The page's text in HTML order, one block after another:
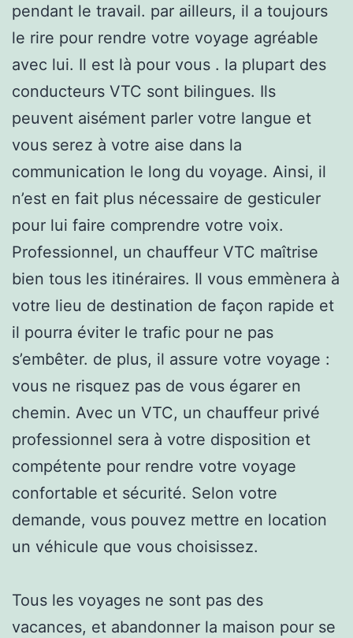
pendant le travail. par ailleurs, il a toujours
le rire pour rendre votre voyage agréable
avec lui. Il est là pour vous . la plupart des
conducteurs VTC sont bilingues. Ils
peuvent aisément parler votre langue et
vous serez à votre aise dans la
communication le long du voyage. Ainsi, il
n’est en fait plus nécessaire de gesticuler
pour lui faire comprendre votre voix.
Professionnel, un chauffeur VTC maîtrise
bien tous les itinéraires. Il vous emmènera à
votre lieu de destination de façon rapide et
il pourra éviter le trafic pour ne pas
s’embêter. de plus, il assure votre voyage :
vous ne risquez pas de vous égarer en
chemin. Avec un VTC, un chauffeur privé
professionnel sera à votre disposition et
compétente pour rendre votre voyage
confortable et sécurité. Selon votre
demande, vous pouvez mettre en location
un véhicule que vous choisissez.
Tous les voyages ne sont pas des
vacances, et abandonner la maison pour se